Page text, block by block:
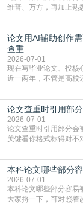
维普、万方，再加上熟
查数值误导。知网（
生联合比对库，能比历
库，期刊投稿用
论文用AI辅助创作
查重
2026-07-01
现在写毕业论文、投核
近一两年，不管是高校
真的太亏。提前做
AIGC检测成了论文答
框架，内容都是自己写
论文查重时引用部
2026-07-01
论文查重时引用部分会被计入重复率？ 学术论文
关键看你格式标得对不
独占一行，每条文献用
7714（作者、题名、刊
成功后通常把这段标为
本科论文哪些部分
2026-07-01
本科论文哪些部分容易被查重标红？ 本科论文查重
大家捋一下，可对照着